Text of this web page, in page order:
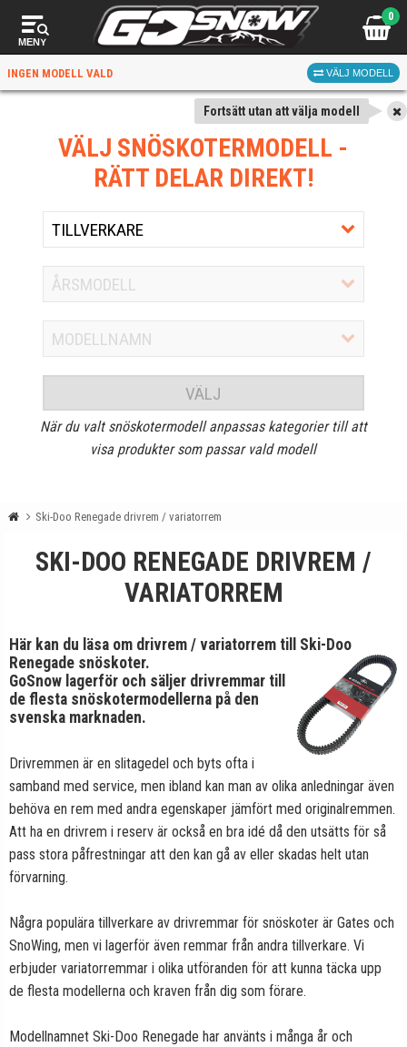
MENY
0
INGEN MODELL VALD VÄLJ MODELL
Fortsätt utan att välja modell
VÄLJ SNÖSKOTERMODELL -
RÄTT DELAR DIREKT!
VÄLJ
När du valt snöskotermodell anpassas kategorier till att
visa produkter som passar vald modell
Ski-Doo Renegade drivrem / variatorrem
SKI-DOO RENEGADE DRIVREM /
VARIATORREM
Här kan du läsa om drivrem / variatorrem till Ski-Doo
Renegade snöskoter.
GoSnow lagerför och säljer drivremmar till
de flesta snöskotermodellerna på den
svenska marknaden.
Drivremmen är en slitagedel och byts ofta i
samband med service, men ibland kan man av olika anledningar även
behöva en rem med andra egenskaper jämfört med originalremmen.
Att ha en drivrem i reserv är också en bra idé då den utsätts för så
pass stora påfrestningar att den kan gå av eller skadas helt utan
förvarning.
Några populära tillverkare av drivremmar för snöskoter är Gates och
SnoWing, men vi lagerför även remmar från andra tillverkare. Vi
erbjuder variatorremmar i olika utföranden för att kunna täcka upp
de flesta modellerna och kraven från dig som förare.
Modellnamnet Ski-Doo Renegade har använts i många år och